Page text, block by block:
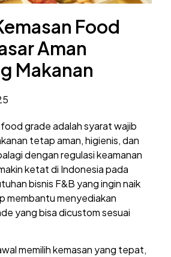
Food
Aman
Makanan
grade adalah syarat wajib
tetap aman, higienis, dan
dengan regulasi keamanan
ketat di Indonesia pada
bisnis F&B yang ingin naik
membantu menyediakan
yang bisa dicustom sesuai
memilih kemasan yang tepat,